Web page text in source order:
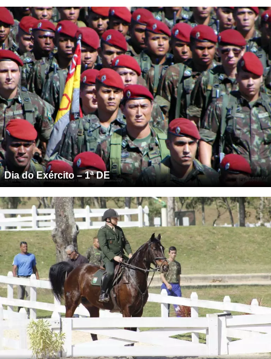
Dia do Exército – 1ª DE